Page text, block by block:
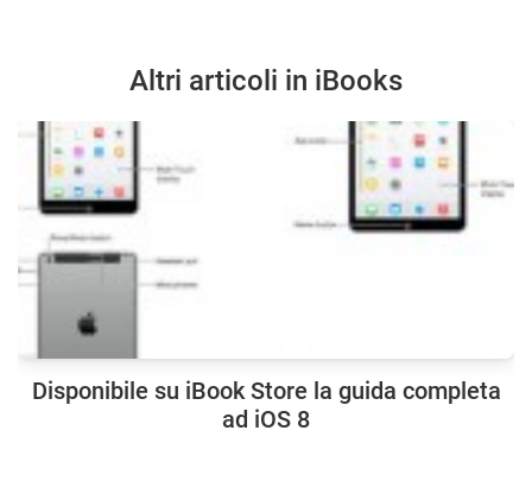
Altri articoli in iBooks
Disponibile su iBook Store la guida completa
ad iOS 8